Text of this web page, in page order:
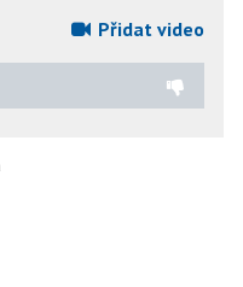
Přidat video